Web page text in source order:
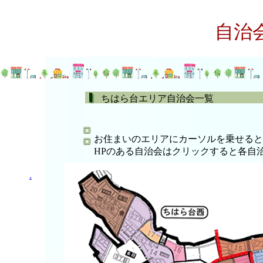
自治
.
ちはら台エリア自治会一覧
お住まいのエリアにカーソルを乗せる
HPのある自治会はクリックすると各自